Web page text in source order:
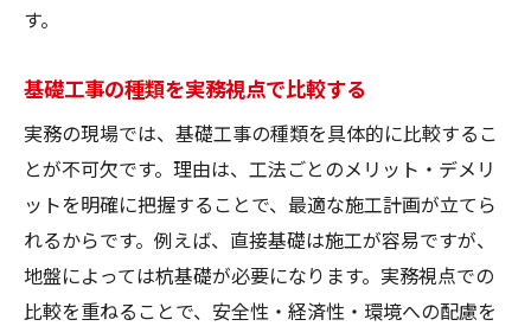
す。
基礎工事の種類を実務視点で比較する
実務の現場では、基礎工事の種類を具体的に比較するこ
とが不可欠です。理由は、工法ごとのメリット・デメリ
ットを明確に把握することで、最適な施工計画が立てら
れるからです。例えば、直接基礎は施工が容易ですが、
地盤によっては杭基礎が必要になります。実務視点での
比較を重ねることで、安全性・経済性・環境への配慮を